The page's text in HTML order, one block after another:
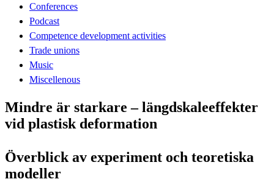
Conferences
Podcast
Competence development activities
Trade unions
Music
Miscellenous
Mindre är starkare – längdskaleeffekter
vid plastisk deformation
Överblick av experiment och teoretiska
modeller